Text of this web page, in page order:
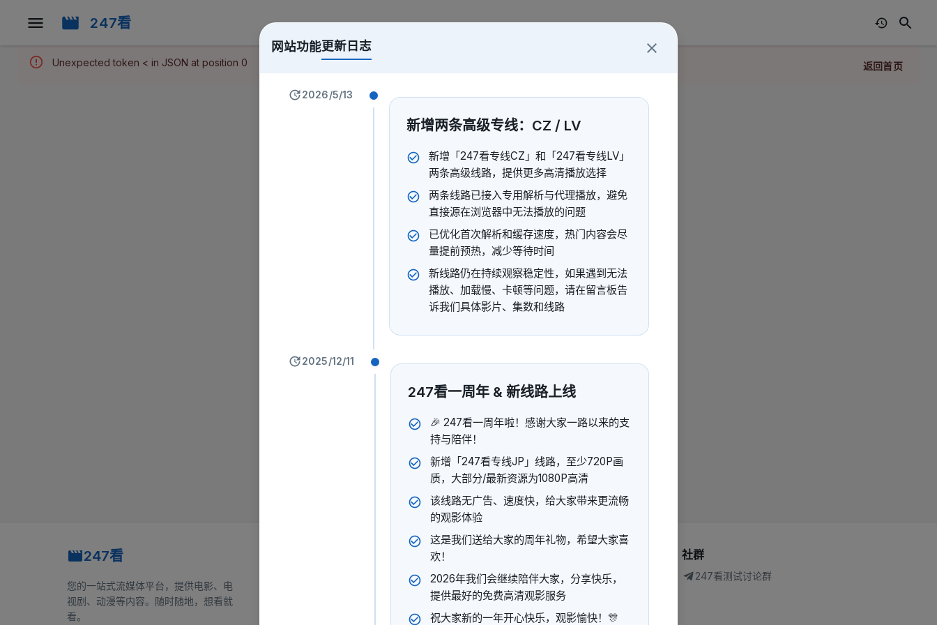
247看
Unexpected token < in JSON at position 0 返回首页
247看
您的一站式流媒体平台，提供电影、电
视剧、动漫等内容。随时随地，想看就
看。
隐私政策
服务条款
社群
247看测试讨论群
网站功能更新日志
2026/5/13
新增两条高级专线：CZ / LV
新增「247看专线CZ」和「247看专线LV」
两条高级线路，提供更多高清播放选择
两条线路已接入专用解析与代理播放，避免
直接源在浏览器中无法播放的问题
已优化首次解析和缓存速度，热门内容会尽
量提前预热，减少等待时间
新线路仍在持续观察稳定性，如果遇到无法
播放、加载慢、卡顿等问题，请在留言板告
诉我们具体影片、集数和线路
2025/12/11
247看一周年 & 新线路上线
🎉 247看一周年啦！感谢大家一路以来的支
持与陪伴！
新增「247看专线JP」线路，至少720P画
质，大部分/最新资源为1080P高清
该线路无广告、速度快，给大家带来更流畅
的观影体验
这是我们送给大家的周年礼物，希望大家喜
欢！
2026年我们会继续陪伴大家，分享快乐，
提供最好的免费高清观影服务
祝大家新的一年开心快乐，观影愉快！🎊